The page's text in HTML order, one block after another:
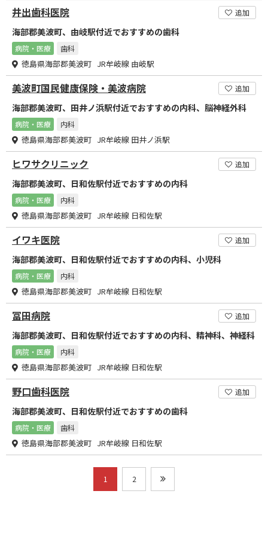
井出歯科医院 追加
海部郡美波町、由岐駅付近でおすすめの歯科
病院・医療 歯科
徳島県海部郡美波町 JR牟岐線 由岐駅
美波町国民健康保険・美波病院 追加
海部郡美波町、田井ノ浜駅付近でおすすめの内科、脳神経外科
病院・医療 内科
徳島県海部郡美波町 JR牟岐線 田井ノ浜駅
ヒワサクリニック 追加
海部郡美波町、日和佐駅付近でおすすめの内科
病院・医療 内科
徳島県海部郡美波町 JR牟岐線 日和佐駅
イワキ医院 追加
海部郡美波町、日和佐駅付近でおすすめの内科、小児科
病院・医療 内科
徳島県海部郡美波町 JR牟岐線 日和佐駅
冨田病院 追加
海部郡美波町、日和佐駅付近でおすすめの内科、精神科、神経科
病院・医療 内科
徳島県海部郡美波町 JR牟岐線 日和佐駅
野口歯科医院 追加
海部郡美波町、日和佐駅付近でおすすめの歯科
病院・医療 歯科
徳島県海部郡美波町 JR牟岐線 日和佐駅
1 2